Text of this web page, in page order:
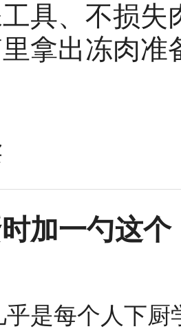
具、不损
拿出冻肉
加一勺这
是每个人下